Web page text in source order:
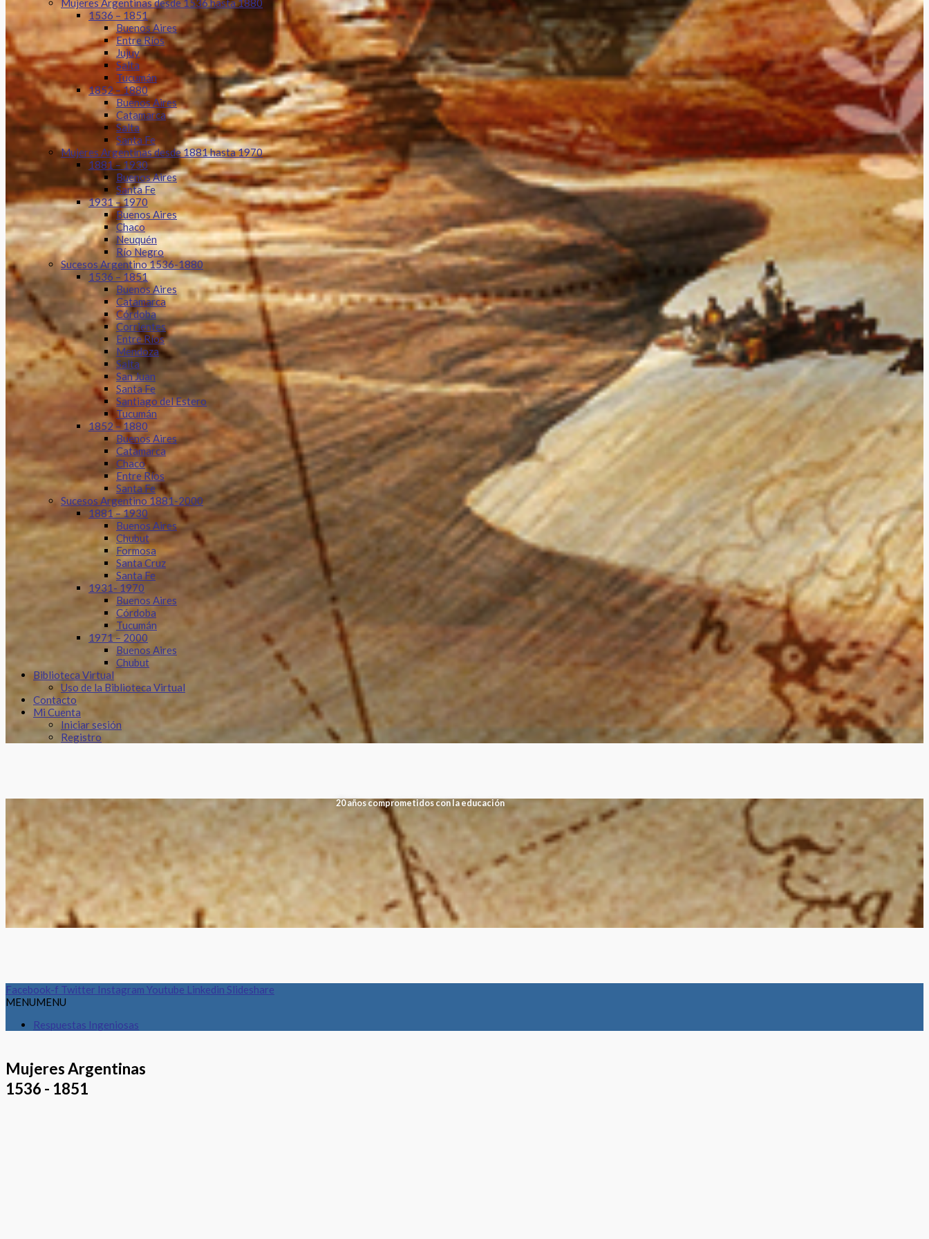
Mujeres Argentinas desde 1536 hasta 1880
1536 – 1851
Buenos Aires
Entre Ríos
Jujuy
Salta
Tucumán
1852 – 1880
Buenos Aires
Catamarca
Salta
Santa Fe
Mujeres Argentinas desde 1881 hasta 1970
1881 – 1930
Buenos Aires
Santa Fe
1931 – 1970
Buenos Aires
Chaco
Neuquén
Río Negro
Sucesos Argentino 1536-1880
1536 – 1851
Buenos Aires
Catamarca
Córdoba
Corrientes
Entre Ríos
Mendoza
Salta
San Juan
Santa Fe
Santiago del Estero
Tucumán
1852 – 1880
Buenos Aires
Catamarca
Chaco
Entre Ríos
Santa Fe
Sucesos Argentino 1881-2000
1881 – 1930
Buenos Aires
Chubut
Formosa
Santa Cruz
Santa Fe
1931- 1970
Buenos Aires
Córdoba
Tucumán
1971 – 2000
Buenos Aires
Chubut
Biblioteca Virtual
Uso de la Biblioteca Virtual
Contacto
Mi Cuenta
Iniciar sesión
Registro
20 años comprometidos con la educación
Facebook-f Twitter Instagram Youtube Linkedin Slideshare
MENUMENU
Respuestas Ingeniosas
Mujeres Argentinas
1536 - 1851